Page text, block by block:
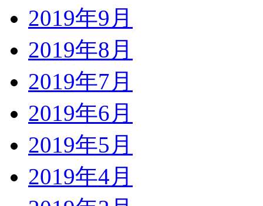
2019年9月
2019年8月
2019年7月
2019年6月
2019年5月
2019年4月